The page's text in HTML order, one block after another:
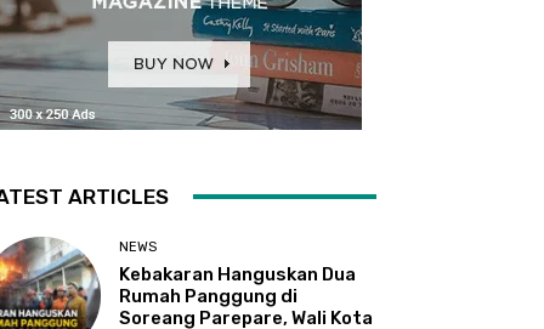
ARTICLES
NEWS
Kebakaran Hanguskan Dua
Rumah Panggung di
Soreang Parepare, Wali Kota